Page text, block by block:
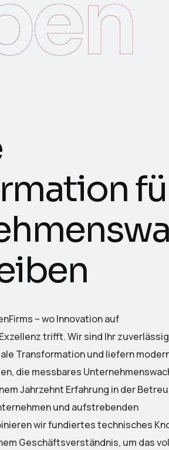
mationfü
hmenswa
iben
– wo Innovation auf
trifft. Wir sind Ihr
Transformation und liefern
die messbares
Jahrzehnt Erfahrung in der
und aufstrebenden
wir fundiertes technisches
Geschäftsverständnis, um das